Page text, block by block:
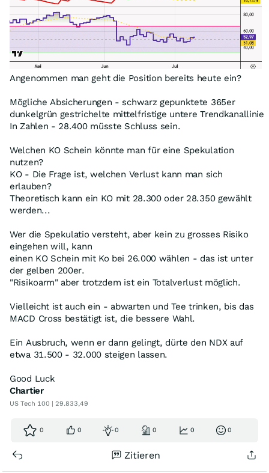
Angenommen man geht die Position bereits heute ein?
Mögliche Absicherungen - schwarz gepunktete 365er
dunkelgrün gestrichelte mittelfristige untere Trendkanallinie
In Zahlen - 28.400 müsste Schluss sein.
Welchen KO Schein könnte man für eine Spekulation
nutzen?
KO - Die Frage ist, welchen Verlust kann man sich
erlauben?
Theoretisch kann ein KO mit 28.300 oder 28.350 gewählt
werden...
Wer die Spekulatio versteht, aber kein zu grosses Risiko
eingehen will, kann
einen KO Schein mit Ko bei 26.000 wählen - das ist unter
der gelben 200er.
"Risikoarm" aber trotzdem ist ein Totalverlust möglich.
Vielleicht ist auch ein - abwarten und Tee trinken, bis das
MACD Cross bestätigt ist, die bessere Wahl.
Ein Ausbruch, wenn er dann gelingt, dürte den NDX auf
etwa 31.500 - 32.000 steigen lassen.
Good Luck
Chartier
US Tech 100 | 29.833,49
0 0 0 0 0 0
Zitieren